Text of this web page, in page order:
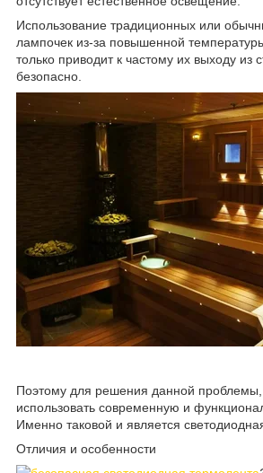
Использование традиционных или
лампочек из-за повышенной
только приводит к частому их выходу из
безопасно.
Поэтому для решения данной
использовать современную и
Именно таковой и является
Отличия и особенности